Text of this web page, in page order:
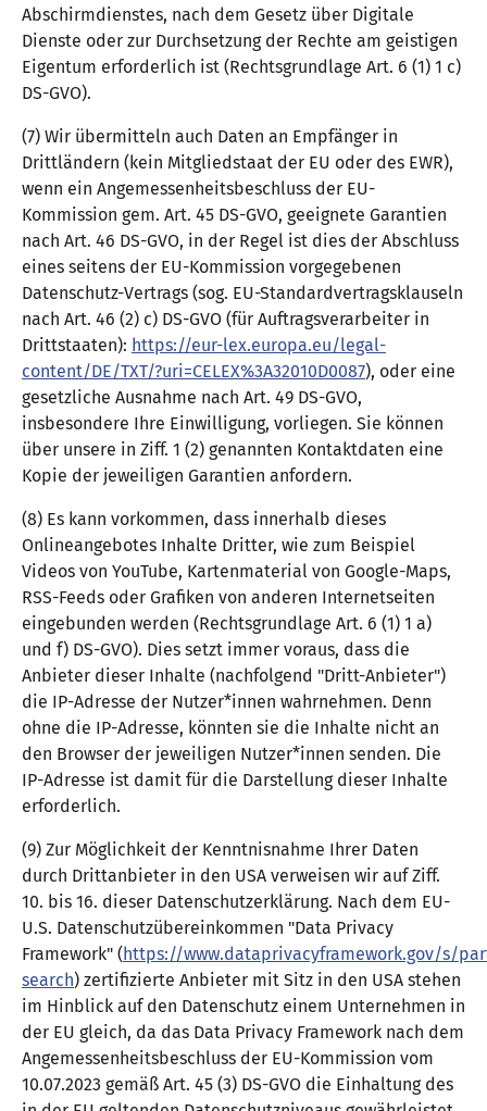
Abschirmdienstes, nach dem Gesetz über Digitale
Dienste oder zur Durchsetzung der Rechte am geistigen
Eigentum erforderlich ist (Rechtsgrundlage Art. 6 (1) 1 c)
DS-GVO).
(7) Wir übermitteln auch Daten an Empfänger in
Drittländern (kein Mitgliedstaat der EU oder des EWR),
wenn ein Angemessenheitsbeschluss der EU-
Kommission gem. Art. 45 DS-GVO, geeignete Garantien
nach Art. 46 DS-GVO, in der Regel ist dies der Abschluss
eines seitens der EU-Kommission vorgegebenen
Datenschutz-Vertrags (sog. EU-Standardvertragsklauseln
nach Art. 46 (2) c) DS-GVO (für Auftragsverarbeiter in
Drittstaaten): https://eur-lex.europa.eu/legal-
content/DE/TXT/?uri=CELEX%3A32010D0087), oder eine
gesetzliche Ausnahme nach Art. 49 DS-GVO,
insbesondere Ihre Einwilligung, vorliegen. Sie können
über unsere in Ziff. 1 (2) genannten Kontaktdaten eine
Kopie der jeweiligen Garantien anfordern.
(8) Es kann vorkommen, dass innerhalb dieses
Onlineangebotes Inhalte Dritter, wie zum Beispiel
Videos von YouTube, Kartenmaterial von Google-Maps,
RSS-Feeds oder Grafiken von anderen Internetseiten
eingebunden werden (Rechtsgrundlage Art. 6 (1) 1 a)
und f) DS-GVO). Dies setzt immer voraus, dass die
Anbieter dieser Inhalte (nachfolgend "Dritt-Anbieter")
die IP-Adresse der Nutzer*innen wahrnehmen. Denn
ohne die IP-Adresse, könnten sie die Inhalte nicht an
den Browser der jeweiligen Nutzer*innen senden. Die
IP-Adresse ist damit für die Darstellung dieser Inhalte
erforderlich.
(9) Zur Möglichkeit der Kenntnisnahme Ihrer Daten
durch Drittanbieter in den USA verweisen wir auf Ziff.
10. bis 16. dieser Datenschutzerklärung. Nach dem EU-
U.S. Datenschutzübereinkommen "Data Privacy
Framework" (https://www.dataprivacyframework.gov/s/
search) zertifizierte Anbieter mit Sitz in den USA stehen
im Hinblick auf den Datenschutz einem Unternehmen in
der EU gleich, da das Data Privacy Framework nach dem
Angemessenheitsbeschluss der EU-Kommission vom
10.07.2023 gemäß Art. 45 (3) DS-GVO die Einhaltung des